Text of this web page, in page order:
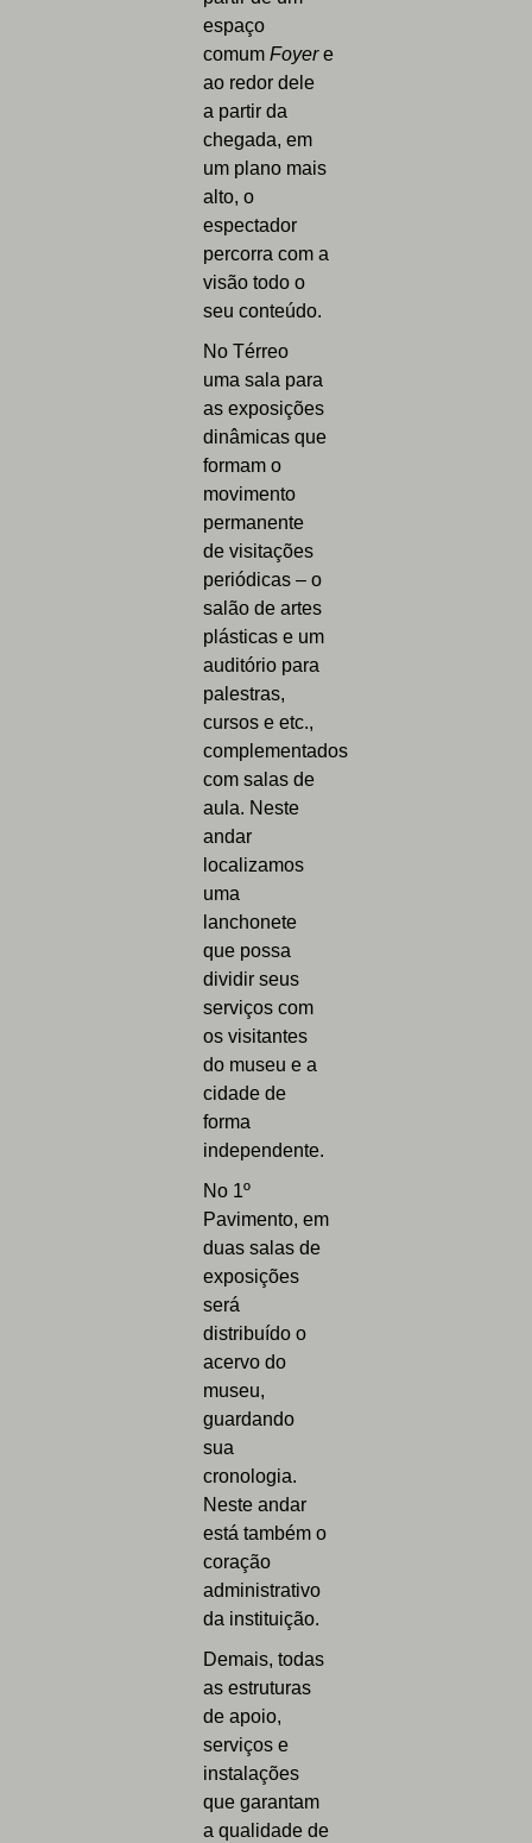
espaço
comum Foyere
ao redor dele
a partir da
chegada, em
um plano mais
alto, o
espectador
percorra com a
visão todo o
seu conteúdo.
No Térreo
uma sala para
as exposições
dinâmicas que
formam o
movimento
permanente
de visitações
periódicas – o
salão de artes
plásticas e um
auditório para
palestras,
cursos e etc.,
complementados
com salas de
aula. Neste
andar
localizamos
uma
lanchonete
que possa
dividir seus
serviços com
os visitantes
do museu e a
cidade de
forma
independente.
No 1º
Pavimento, em
duas salas de
exposições
será
distribuído o
acervo do
museu,
guardando
sua
cronologia.
Neste andar
está também o
coração
administrativo
da instituição.
Demais, todas
as estruturas
de apoio,
serviços e
instalações
que garantam
a qualidade de